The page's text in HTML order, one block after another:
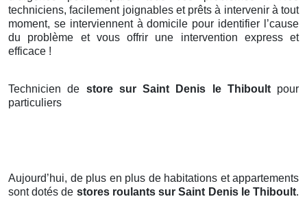
techniciens, facilement joignables et prêts à intervenir à tout
moment, se interviennent à domicile pour identifier l’cause
du problème et vous offrir une intervention express et
efficace !
Technicien de store sur Saint Denis le Thiboult pour
particuliers
Aujourd’hui, de plus en plus de habitations et appartements
sont dotés de stores roulants sur Saint Denis le Thiboult.